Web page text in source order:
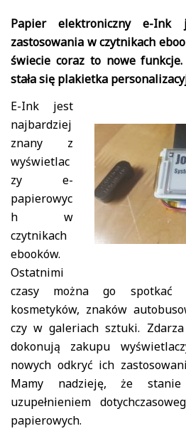
Papier elektroniczny e-
zastosowania w czytnikach
świecie coraz to nowe funkcje.
stała się plakietka
E-Ink jest
najbardziej
znany z
wyświetlac
zy e-
papierowyc
h w
czytnikach
ebooków.
Ostatnimi
czasy można go spotkać
kosmetyków, znaków
czy w galeriach sztuki.
dokonują zakupu
nowych odkryć ich
Mamy nadzieję, że
uzupełnieniem
papierowych.